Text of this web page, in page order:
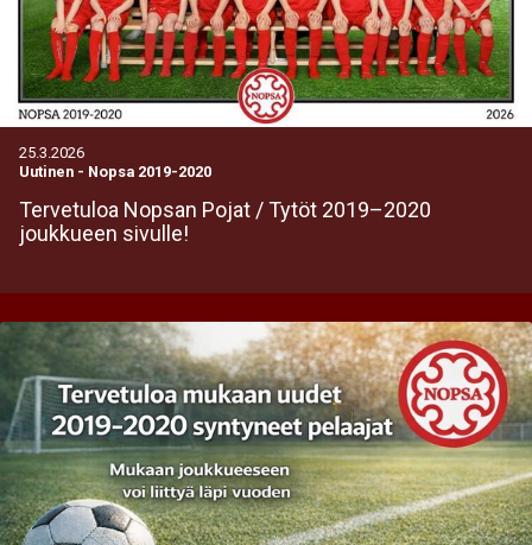
25.3.2026
Uutinen - Nopsa 2019-2020
Tervetuloa Nopsan Pojat / Tytöt 2019–2020
joukkueen sivulle!